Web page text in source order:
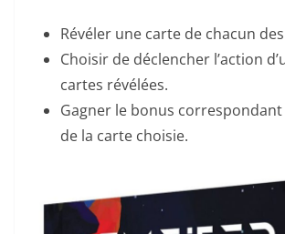
Révéler une carte de chacun
Choisir de déclencher l’action
cartes révélées.
Gagner le bonus
de la carte choisie.